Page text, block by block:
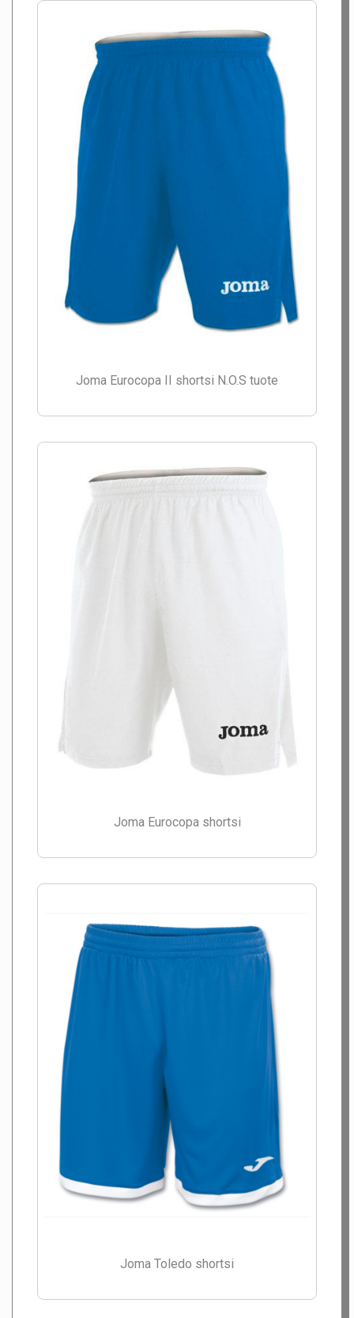
Joma Eurocopa II shortsi N.O.S tuote
Joma Eurocopa shortsi
Joma Toledo shortsi